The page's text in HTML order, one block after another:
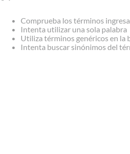
Comprueba los términos
Intenta utilizar una sola palabra
Utiliza términos genéricos en la
Intenta buscar sinónimos del